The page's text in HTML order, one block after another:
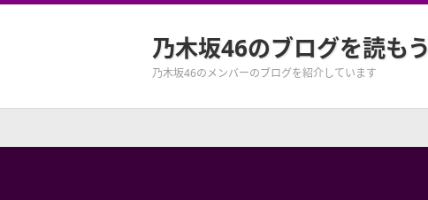
乃木坂46のブログを読もう
乃木坂46のメンバーのブログを紹介しています